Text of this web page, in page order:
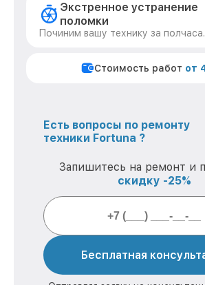
Экстренное устранение
поломки
Починим вашу технику за полчаса.
Стоимость работ от
Есть вопросы по ремонту
техники Fortuna ?
Запишитесь на ремонт и
скидку -25%
Бесплатная